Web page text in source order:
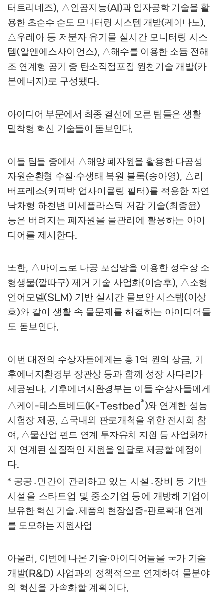
터트리네즈), △ 인공지능(AI)과 입자공학 기술을 활
용한 초순수 순도 모니터링 시스템 개발(케이나노),
△우레아 등 저분자 유기물 실시간 모니터링 시스
템(알앤에스사이 언스), △해수를 이용한 소듐 전해
조 연계형 공기 중 탄소직접포집 원천기술 개발(카
본에너지 )로 구성됐다.
아이디어 부문에서 최종 결선에 오른 팀들은 생활
밀착형 혁신 기술들이 돋보인다.
이들 팀들 중에서 △해양 폐자원을 활용한 다공성
자원순환형 수질·수생태 복원 블록(송아영), △리
버프레소(커피박 업사이클링 필터 )를 적용한 자연
낙차형 하천변 미세플라스틱 저감 기술(최종윤)
등은 버려지는 폐자원을 물관리에 활용하는 아이
디어를 제시한다.
또한, △마이크로 다공 포집망을 이용한 정수장 소
형생물(깔따구) 제거 기술 사업화(이승후), △소형
언어모델(SLM) 기반 실시간 물보안 시스템(이상
호)와 같이 생활 속 물문제를 해결하는 아이디어들
도 돋보인다.
이번 대전의 수상자들에게는 총1 억 원의 상금, 기
후에너지환경부 장관상 등과 함께 성장 사다리가
제공된다. 기후에너지환경부는 이들 수상자들에게
△케이-테스트베드(K-Testbed*)와 연계한 성능
시험장 제공, △국내외 판로개척을 위한 전시회 참
여, △물산업 펀드 연계 투자유치 지원 등 사업화까
지 연계된 실질적인 지원을 일괄로 제공할 예정이
다.
* 공공 ․ 민간이 관리하고 있는 시설 ․장비 등 기반
시설을 스타트업 및 중소기업 등에 개방해 기업이
보유한 혁신 기술․제품의 현장실증-판로확대 연계
를 도모하는 지원사업
아울러, 이번에 나온 기술·아이디어들을 국가 기술
개발(R&D) 사업과의 정책적으로 연계하여 물분야
의 혁신을 가속화할 계획이다.